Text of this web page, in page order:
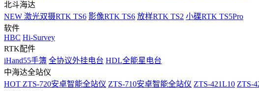
北斗海达
NEW 激光双摄RTK TS6 影像RTK TS6 放样RTK TS2 小碟RTK TS5Pro
软件
HBC Hi-Survey
RTK配件
iHand55手簿 全协议外挂电台 HDL全能星电台
中海达全站仪
HOT ZTS-720安卓智能全站仪 ZTS-710安卓智能全站仪 ZTS-421L10 ZTS-